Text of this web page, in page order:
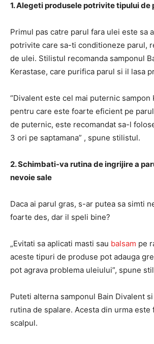
1. Alegeti produsele potrivite tipului de
Primul pas catre parul fara ulei este sa
potrivite care sa-ti conditioneze parul,
de ulei. Stilistul recomanda samponul
Kerastase, care purifica parul si il lasa
“Divalent este cel mai puternic sampon
pentru care este foarte eficient pe
de puternic, este recomandat sa-l
3 ori pe saptamana” , spune stilistul.
2. Schimbati-va rutina de ingrijire a
nevoie sale
Daca ai parul gras, s-ar putea sa simti
foarte des, dar il speli bine?
„Evitati sa aplicati masti sau balsam pe
aceste tipuri de produse pot adauga
pot agrava problema uleiului”, spune
Puteti alterna samponul Bain Divalent
rutina de spalare. Acesta din urma este
scalpul.